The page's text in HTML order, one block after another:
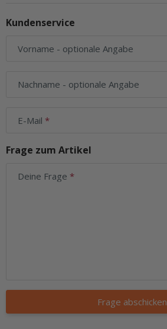
Kundenservice
Vorname - optionale Angabe
Nachname - optionale Angabe
E-Mail
Frage zum Artikel
Deine Frage
Frage abschicken